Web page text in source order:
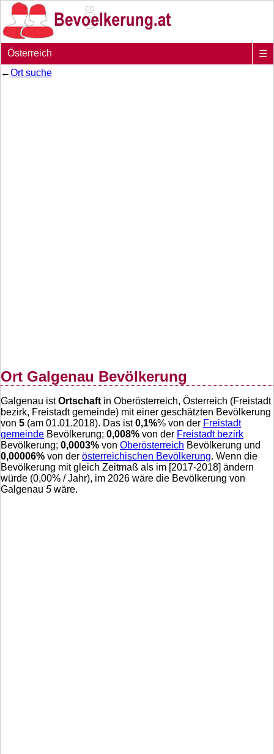
Österreich
☰
←Ort suche
Ort Galgenau Bevölkerung
Galgenau istOrtschaft in Oberösterreich, Österreich (Freistadt
bezirk, Freistadt gemeinde) mit einer geschätzten Bevölkerung
von 5 (am 01.01.2018). Das ist0,1%% von der Freistadt
gemeinde Bevölkerung; 0,008% von der Freistadt bezirk
Bevölkerung; 0,0003% von Oberösterreich Bevölkerung und
0,00006% von der österreichischen Bevölkerung. Wenn die
Bevölkerung mit gleich Zeitmaß als im [2017-2018] ändern
würde (0,00% / Jahr), im 2026 wäre die Bevölkerung von
Galgenau 5 wäre.